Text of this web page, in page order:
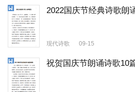
2022国庆节经典诗歌朗
现代诗歌 09-15
祝贺国庆节朗诵诗歌10